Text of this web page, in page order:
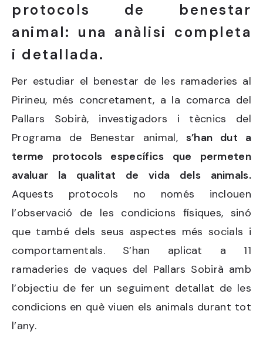
protocols de benestar
animal: una anàlisi completa
i detallada.
Per estudiar el benestar de les ramaderies al
Pirineu, més concretament, a la comarca del
Pallars Sobirà, investigadors i tècnics del
Programa de Benestar animal, s’han dut a
terme protocols específics que permeten
avaluar la qualitat de vida dels animals.
Aquests protocols no només inclouen
l’observació de les condicions físiques, sinó
que també dels seus aspectes més socials i
comportamentals. S’han aplicat a 11
ramaderies de vaques del Pallars Sobirà amb
l’objectiu de fer un seguiment detallat de les
condicions en què viuen els animals durant tot
l’any.